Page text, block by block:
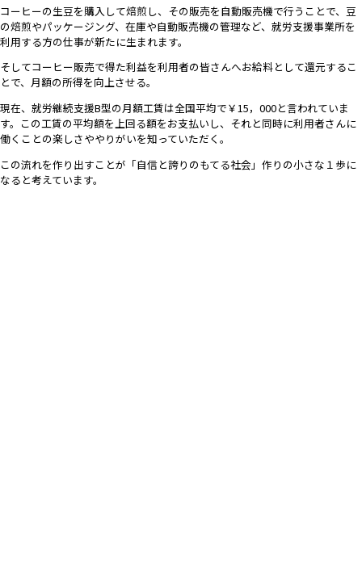
コーヒーの生豆を購入して焙煎し、その販売を自動販売機で行うことで、豆
の焙煎やパッケージング、在庫や自動販売機の管理など、就労支援事業所を
利用する方の仕事が新たに生まれます。
そしてコーヒー販売で得た利益を利用者の皆さんへお給料として還元するこ
とで、月額の所得を向上させる。
現在、就労継続支援B型の月額工賃は全国平均で￥15，000と言われていま
す。この工賃の平均額を上回る額をお支払いし、それと同時に利用者さんに
働くことの楽しさややりがいを知っていただく。
この流れを作り出すことが「自信と誇りのもてる社会」作りの小さな１歩に
なると考えています。